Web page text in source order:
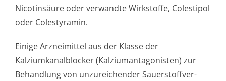
Nicotinsäure oder verwandte Wirkstoffe, Colestipol
oder Colestyramin.
Einige Arzneimittel aus der Klasse der
Kalziumkanalblocker (Kalziumantago­nisten) zur
Behandlung von unzureichender Sauerstoffver­